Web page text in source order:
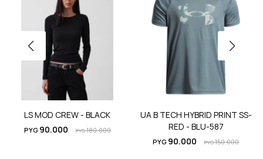
LS MOD CREW - BLACK
PYG 90.000 PYG180.000
UA B TECH HYBRID PRINT SS-
RED - BLU-587
PYG 90.000 PYG150.000